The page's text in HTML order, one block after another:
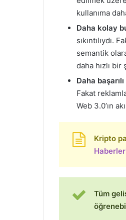
kullanıma
Daha kolay
sıkıntılıydı.
semantik
daha hızlı
Daha
Fakat
Web 3.0’ın
Kripto
Tüm